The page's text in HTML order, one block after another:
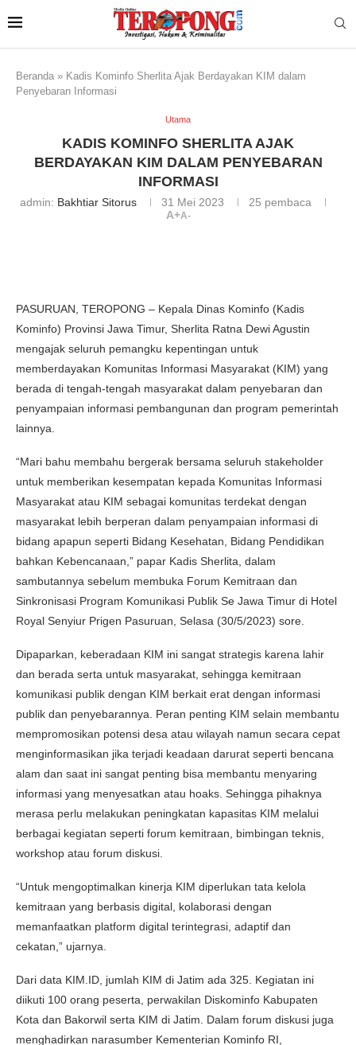
Beranda » Kadis Kominfo Sherlita Ajak Berdayakan KIM dalam
Penyebaran Informasi
Utama
KADIS KOMINFO SHERLITA AJAK
BERDAYAKAN KIM DALAM PENYEBARAN
INFORMASI
admin: Bakhtiar Sitorus 31 Mei 2023 25 pembaca
A+A-
PASURUAN, TEROPONG – Kepala Dinas Kominfo (Kadis
Kominfo) Provinsi Jawa Timur, Sherlita Ratna Dewi Agustin
mengajak seluruh pemangku kepentingan untuk
memberdayakan Komunitas Informasi Masyarakat (KIM) yang
berada di tengah-tengah masyarakat dalam penyebaran dan
penyampaian informasi pembangunan dan program pemerintah
lainnya.
“Mari bahu membahu bergerak bersama seluruh stakeholder
untuk memberikan kesempatan kepada Komunitas Informasi
Masyarakat atau KIM sebagai komunitas terdekat dengan
masyarakat lebih berperan dalam penyampaian informasi di
bidang apapun seperti Bidang Kesehatan, Bidang Pendidikan
bahkan Kebencanaan,” papar Kadis Sherlita, dalam
sambutannya sebelum membuka Forum Kemitraan dan
Sinkronisasi Program Komunikasi Publik Se Jawa Timur di Hotel
Royal Senyiur Prigen Pasuruan, Selasa (30/5/2023) sore.
Dipaparkan, keberadaan KIM ini sangat strategis karena lahir
dan berada serta untuk masyarakat, sehingga kemitraan
komunikasi publik dengan KIM berkait erat dengan informasi
publik dan penyebarannya. Peran penting KIM selain membantu
mempromosikan potensi desa atau wilayah namun secara cepat
menginformasikan jika terjadi keadaan darurat seperti bencana
alam dan saat ini sangat penting bisa membantu menyaring
informasi yang menyesatkan atau hoaks. Sehingga pihaknya
merasa perlu melakukan peningkatan kapasitas KIM melalui
berbagai kegiatan seperti forum kemitraan, bimbingan teknis,
workshop atau forum diskusi.
“Untuk mengoptimalkan kinerja KIM diperlukan tata kelola
kemitraan yang berbasis digital, kolaborasi dengan
memanfaatkan platform digital terintegrasi, adaptif dan
cekatan,” ujarnya.
Dari data KIM.ID, jumlah KIM di Jatim ada 325. Kegiatan ini
diikuti 100 orang peserta, perwakilan Diskominfo Kabupaten
Kota dan Bakorwil serta KIM di Jatim. Dalam forum diskusi juga
menghadirkan narasumber Kementerian Kominfo RI,